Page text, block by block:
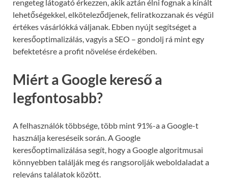
rengeteg látogató érkezzen, akik aztán élni fognak a kínált
lehetőségekkel, elköteleződjenek, feliratkozzanak és végül
értékes vásárlókká váljanak. Ebben nyújt segítséget a
keresőoptimalizálás, vagyis a SEO – gondolj rá mint egy
befektetésre a profit növelése érdekében.
Miért a Google kereső a
legfontosabb?
A felhasználók többsége, több mint 91%-a a Google-t
használja kereséseik során. A Google
keresőoptimalizálása segít, hogy a Google algoritmusai
könnyebben találják meg és rangsorolják weboldaladat a
releváns találatok között.